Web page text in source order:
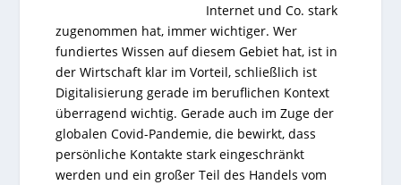
Internet und Co. stark
zugenommen hat, immer wichtiger. Wer
fundiertes Wissen auf diesem Gebiet hat, ist in
der Wirtschaft klar im Vorteil, schließlich ist
Digitalisierung gerade im beruflichen Kontext
überragend wichtig. Gerade auch im Zuge der
globalen Covid-Pandemie, die bewirkt, dass
persönliche Kontakte stark eingeschränkt
werden und ein großer Teil des Handels vom